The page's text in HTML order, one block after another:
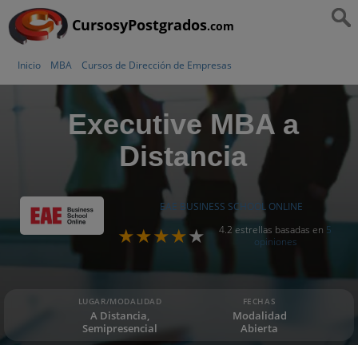
CursosyPostgrados.com
Inicio MBA Cursos de Dirección de Empresas
Executive MBA a
Distancia
EAE BUSINESS SCHOOL ONLINE
4.2 estrellas basadas en 5
opiniones
LUGAR/MODALIDAD
A Distancia,
Semipresencial
FECHAS
Modalidad
Abierta